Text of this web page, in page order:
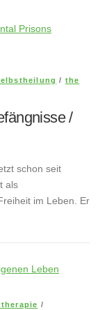
/ the
/
schon seit
als
im Leben. Er
/